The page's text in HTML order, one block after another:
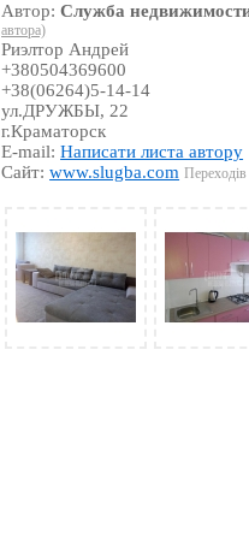
Автор:Служба
автора)
Риэлтор Андрей
+380504369600
+38(06264)5-14-14
ул.ДРУЖБЫ, 22
г.Краматорск
E-mail:Написати листа автору
Сайт:www.slugba.com